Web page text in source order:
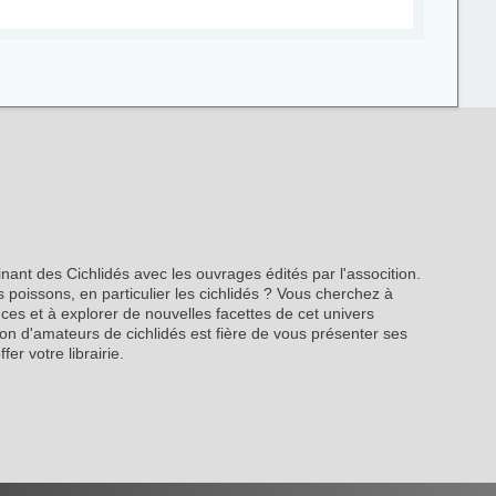
des Cichlidés avec les ouvrages édités par l'assocition.
poissons, en particulier les cichlidés ? Vous cherchez à
et à explorer de nouvelles facettes de cet univers
d'amateurs de cichlidés est fière de vous présenter ses
votre librairie.